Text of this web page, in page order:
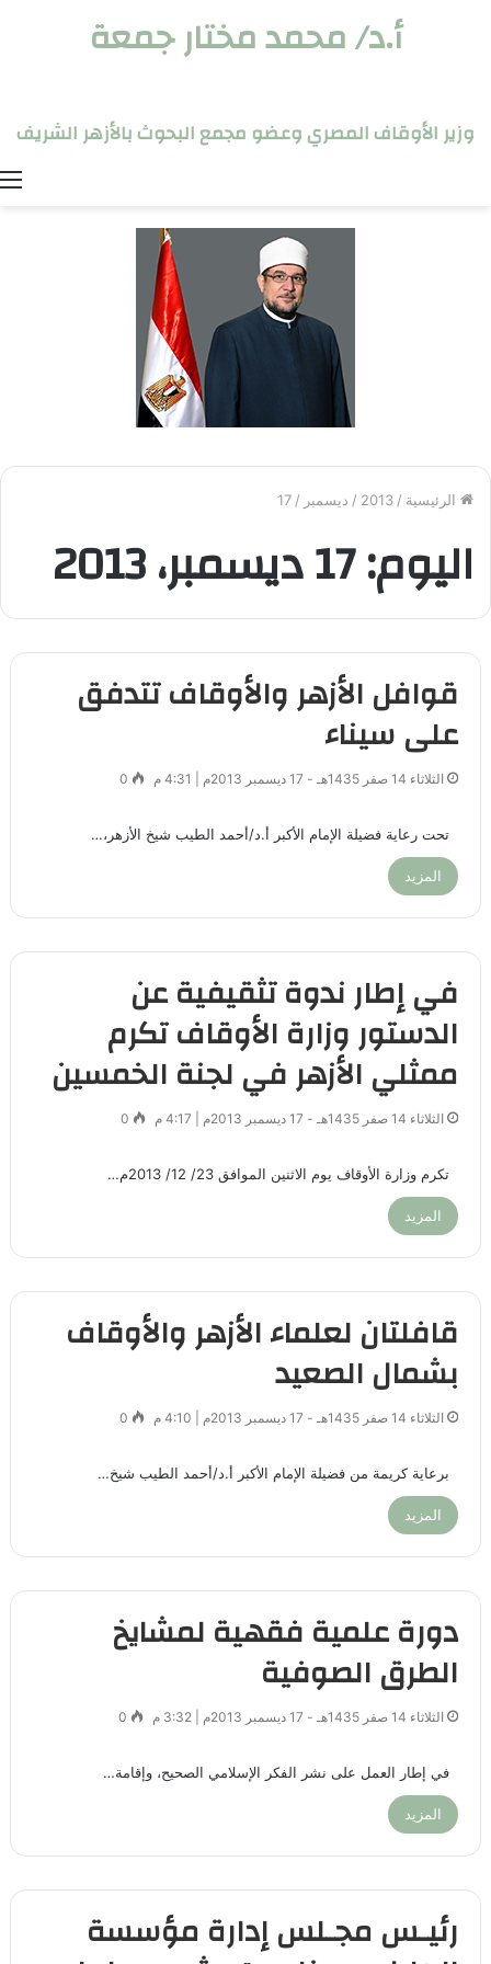
أ.د/ محمد مختار جمعة
وزير الأوقاف المصري وعضو مجمع البحوث بالأزهر الشريف
الرئيسية /
2013
/ ديسمبر /
17
اليوم:17 ديسمبر، 2013
قوافل الأزهر والأوقاف تتدفق
على سيناء
الثلاثاء 14 صفر 1435هـ - 17 ديسمبر 2013م | 4:31 م 0
تحت رعاية فضيلة الإمام الأكبر أ.د/أحمد الطيب شيخ الأزهر،…
المزيد
في إطار ندوة تثقيفية عن
الدستور وزارة الأوقاف تكرم
ممثلي الأزهر في لجنة الخمسين
الثلاثاء 14 صفر 1435هـ - 17 ديسمبر 2013م | 4:17 م 0
تكرم وزارة الأوقاف يوم الاثنين الموافق 23/ 12/ 2013م…
المزيد
قافلتان لعلماء الأزهر والأوقاف
بشمال الصعيد
الثلاثاء 14 صفر 1435هـ - 17 ديسمبر 2013م | 4:10 م 0
برعاية كريمة من فضيلة الإمام الأكبر أ.د/أحمد الطيب شيخ…
المزيد
دورة علمية فقهية لمشايخ
الطرق الصوفية
الثلاثاء 14 صفر 1435هـ - 17 ديسمبر 2013م | 3:32 م 0
في إطار العمل على نشر الفكر الإسلامي الصحيح، وإقامة…
المزيد
رئيـس مجـلس إدارة مؤسسة